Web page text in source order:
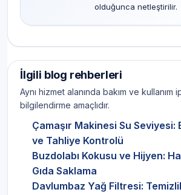
olduğunca netleştirilir.
İlgili blog rehberleri
Aynı hizmet alanında bakım ve kullanım
bilgilendirme amaçlıdır.
Çamaşır Makinesi Su Seviyesi:
ve Tahliye Kontrolü
Buzdolabı Kokusu ve Hijyen:
Gıda Saklama
Davlumbaz Yağ Filtresi: